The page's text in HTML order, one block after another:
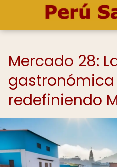
Mercado 28:
redefiniendo